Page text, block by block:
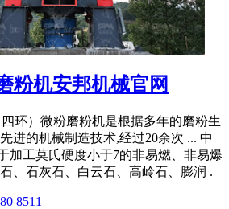
粉机安邦机械官网
环）微粉磨粉机是根据多年的磨粉生
进的机械制造技术,经过20余次 ... 中
加工莫氏硬度小于7的非易燃、非易爆
、石灰石、白云石、高岭石、膨润 .
8511